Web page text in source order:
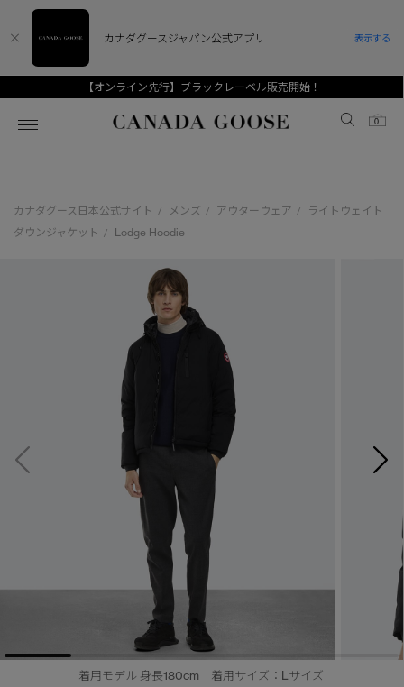
【オンライン先行】ブラックレーベル販売開始！
Canada Goose
0
スノーグース
ディスカバー
アンバサダー
スプリングコレクション
ウィメンズ TOP
新着アイテム
ベストセラー
FW26コレクション
サマー 26 コレクション
サマー 26 コレクションLOOK
日本限定モデル
スノーグース
メイドインジャパンTシャツ
アウターウェア
アクセサリー
メンズ TOP
新着アイテム
ベストセラー
FW26コレクション
サマー 26 コレクション
サマー 26 コレクションLOOK
日本限定モデル
スノーグース
メイドインジャパンTシャツ
アウターウェア
アクセサリー
キッズ TOP
ベビー（0‐24ヵ月)
キッズ（2‐7歳)
ユース（6＋歳)
コレクション
CANADA GOOSE Generationsは、アウター
ウェアの下取り・再販を通じて、長く愛される製
品の価値を受け継いでいきます。
アーカイブの希少なピースもご覧いただけます。
詳しく見る
下取り申請
カナダグース日本公式サイト / メンズ / アウターウェア /
ライトウェイト
ダウンジャケット
/ Lodge Hoodie
着用モデル 身長180cm 着用サイズ：Lサイズ
カナダグースジャパン公式アプリ 表示する